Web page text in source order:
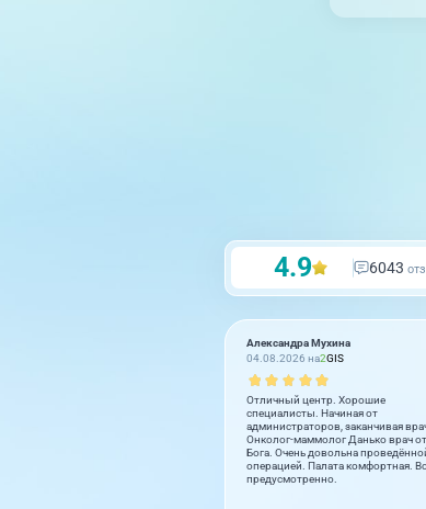
4.9 6043
Александра Мухина
04.08.2026 на2GIS
Отличный центр. Хорошие
специалисты. Начиная от
администраторов, заканчивая
Онколог-маммолог Данько врач от
Бога. Очень довольна
операцией. Палата комфортная.
предусмотренно.